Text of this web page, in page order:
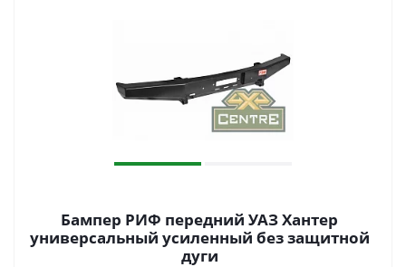
Бампер РИФ передний УАЗ Хантер
универсальный усиленный без защитной
дуги